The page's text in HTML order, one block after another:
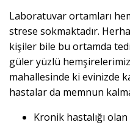
Laboratuvar ortamları
strese sokmaktadır.
kişiler bile bu ortamda
güler yüzlü
mahallesinde ki evinizde
hastalar da memnun
Kronik hastalığı